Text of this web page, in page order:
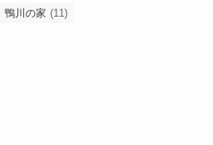
鴨川の家 (11)